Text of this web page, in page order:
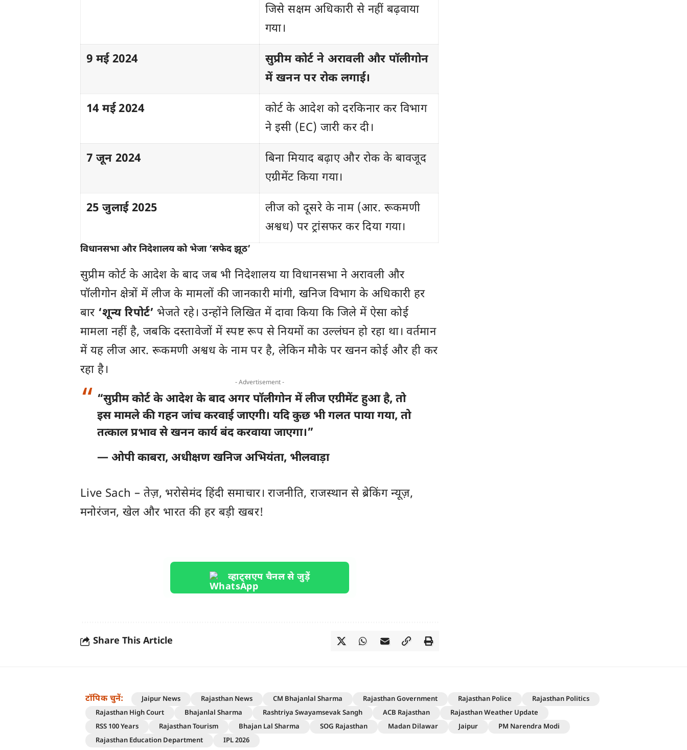
जिसे सक्षम अधिकारी से नहीं बढ़वाया
गया।
9 मई 2024
सुप्रीम कोर्ट ने अरावली और पॉलीगोन
में खनन पर रोक लगाई।
14 मई 2024
कोर्ट के आदेश को दरकिनार कर विभाग
ने इसी (EC) जारी कर दी।
7 जून 2024
बिना मियाद बढ़ाए और रोक के बावजूद
एग्रीमेंट किया गया।
25 जुलाई 2025
लीज को दूसरे के नाम (आर. रूकमणी
अश्वध) पर ट्रांसफर कर दिया गया।
विधानसभा और निदेशालय को भेजा ‘सफेद झूठ’
सुप्रीम कोर्ट के आदेश के बाद जब भी निदेशालय या विधानसभा ने अरावली और
पॉलीगोन क्षेत्रों में लीज के मामलों की जानकारी मांगी, खनिज विभाग के अधिकारी हर
बार ‘शून्य रिपोर्ट’ भेजते रहे। उन्होंने लिखित में दावा किया कि जिले में ऐसा कोई
मामला नहीं है, जबकि दस्तावेजों में स्पष्ट रूप से नियमों का उल्लंघन हो रहा था। वर्तमान
में यह लीज आर. रूकमणी अश्वध के नाम पर है, लेकिन मौके पर खनन कोई और ही कर
रहा है।
- Advertisement -
“सुप्रीम कोर्ट के आदेश के बाद अगर पॉलीगोन में लीज एग्रीमेंट हुआ है, तो
इस मामले की गहन जांच करवाई जाएगी। यदि कुछ भी गलत पाया गया, तो
तत्काल प्रभाव से खनन कार्य बंद करवाया जाएगा।”
— ओपी काबरा, अधीक्षण खनिज अभियंता, भीलवाड़ा
Live Sach – तेज़, भरोसेमंद हिंदी समाचार। राजनीति, राजस्थानसे ब्रेकिंग न्यूज़,
मनोरंजन, खेल और भारत की हर बड़ी खबर!
व्हाट्सएप चैनल से जुड़ें
Share This Article
टॉपिक चुनें: Jaipur News Rajasthan News CM Bhajanlal Sharma Rajasthan Government Rajasthan Police
Rajasthan Politics
Rajasthan High Court
Bhajanlal Sharma Rashtriya Swayamsevak Sangh ACB Rajasthan
Rajasthan Weather Update
RSS 100 Years
Rajasthan Tourism Bhajan Lal Sharma SOG Rajasthan Madan Dilawar Jaipur
PM Narendra Modi
Rajasthan Education Department
IPL 2026